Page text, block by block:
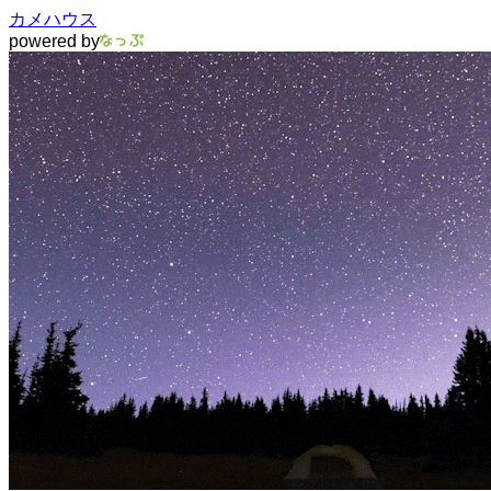
カメハウス
powered by